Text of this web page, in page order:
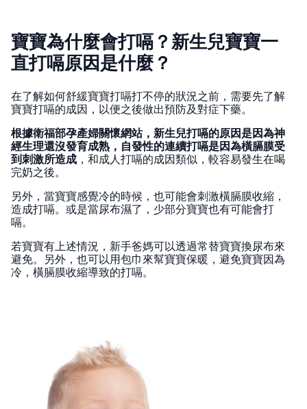
寶寶為什麼會打嗝？新生兒寶寶一
直打嗝原因是什麼？
在了解如何舒緩寶寶打嗝打不停的狀況之前，需要先了解
寶寶打嗝的成因，以便之後做出預防及對症下藥。
根據衛福部孕產婦關懷網站，新生兒打嗝的原因是因為神
經生理還沒發育成熟，自發性的連續打嗝是因為橫膈膜受
到刺激所造成 ，和成人打嗝的成因類似，較容易發生在喝
完奶之後。
另外，當寶寶感覺冷的時候，也可能會刺激橫膈膜收縮，
造成打嗝。或是當尿布濕了，少部分寶寶也有可能會打
嗝。
若寶寶有上述情況，新手爸媽可以透過常替寶寶換尿布來
避免。另外，也可以用包巾來幫寶寶保暖，避免寶寶因為
冷，橫膈膜收縮導致的打嗝。